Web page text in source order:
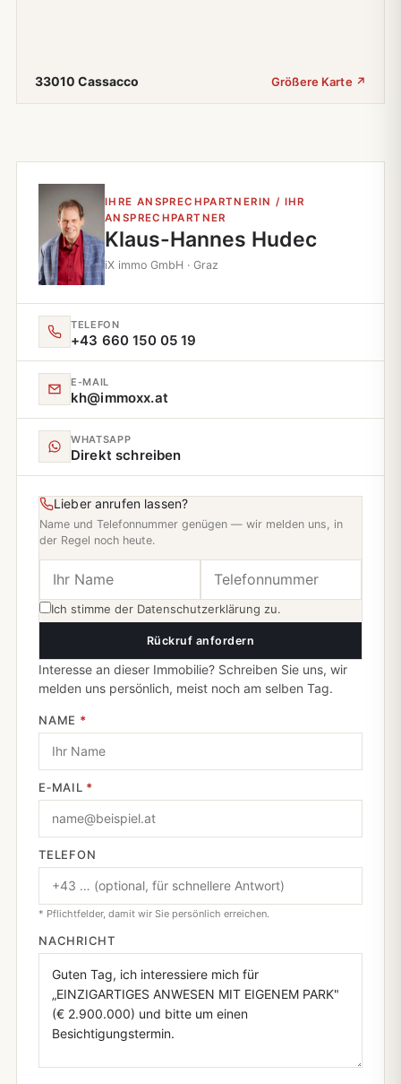
33010 Cassacco Größere Karte ↗
IHRE ANSPRECHPARTNERIN / IHR
ANSPRECHPARTNER
Klaus-Hannes Hudec
iX immo GmbH · Graz
TELEFON
+43 660 150 05 19
E‑MAIL
kh@immoxx.at
WHATSAPP
Direkt schreiben
Lieber anrufen lassen?
Name und Telefonnummer genügen — wir melden uns, in
der Regel noch heute.
Ich stimme der Datenschutzerklärung zu.
Rückruf anfordern
Interesse an dieser Immobilie? Schreiben Sie uns, wir
melden uns persönlich, meist noch am selben Tag.
NAME *
E‑MAIL *
TELEFON
* Pflichtfelder, damit wir Sie persönlich erreichen.
NACHRICHT